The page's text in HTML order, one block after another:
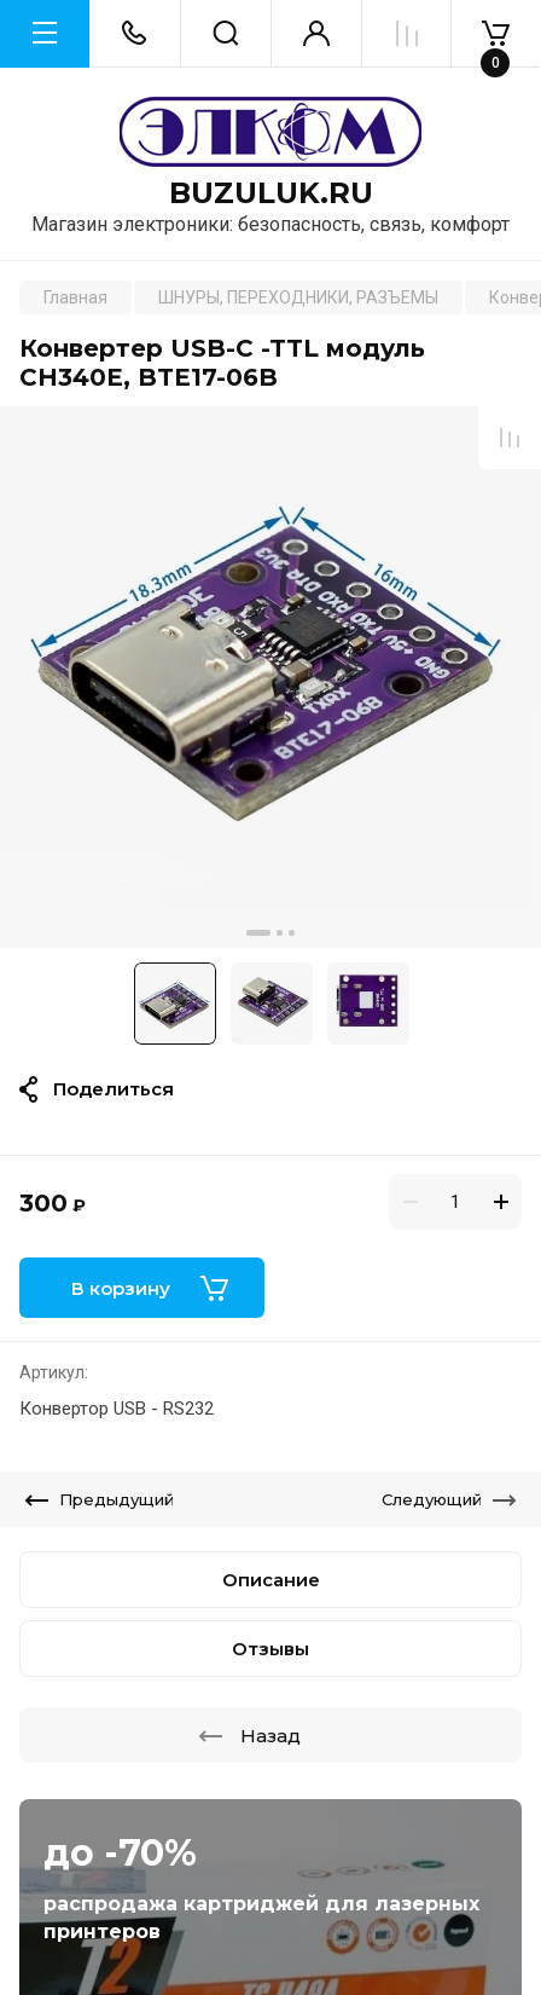
BUZULUK.RU
Магазин электроники: безопасность, связь, комфорт
0
до -70%
распродажа картриджей для лазерных
принтеров
Главная ШНУРЫ, ПЕРЕХОДНИКИ, РАЗЪЕМЫ
Конвертер USB-C -TTL модуль
CH340E, BTE17-06B
300 ₽
В корзину
Артикул:
Конвертор USB - RS232
Поделиться
Предыдущий Следующий
Описание
Отзывы
Назад